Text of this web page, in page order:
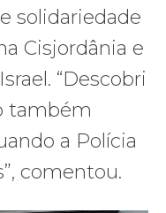
solidariedade
Cisjordânia e
“Descobri
também
a Polícia
comentou.